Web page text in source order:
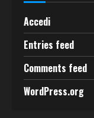
Accedi
Entries feed
Comments feed
WordPress.org